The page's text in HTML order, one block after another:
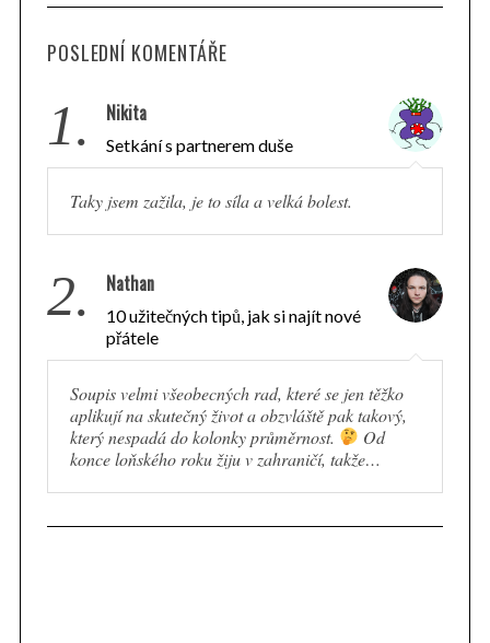
POSLEDNÍ KOMENTÁŘE
1. Nikita
Setkání s partnerem duše
Taky jsem zažila, je to síla a velká bolest.
2. Nathan
10 užitečných tipů, jak si najít nové
přátele
Soupis velmi všeobecných rad, které se jen těžko
aplikují na skutečný život a obzvláště pak takový,
který nespadá do kolonky průměrnost.
Od
konce loňského roku žiju v zahraničí, takže…